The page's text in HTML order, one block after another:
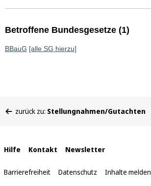
Betroffene Bundesgesetze (1)
BBauG [alle SG hierzu]
befinden
zurück zu: Stellungnahmen/Gutachten
Interne
Links
Hilfe Kontakt Newsletter
Barrierefreiheit Datenschutz Inhalte melden